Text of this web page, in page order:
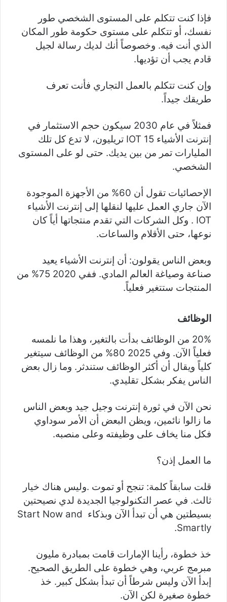
فإذا كنت تتكلم على المستوى الشخصي طور
نفسك، أو تتكلم على مستوى حكومة طور المكان
الذي أنت فيه. وخصوصاً أنك لديك رسالة لجيل
قادم يجب أن تؤديها.
وإن كنت تتكلم بالعمل التجاري فأنت تعرف
طريقك جيداً.
فمثلاً في عام 2030 سيكون حجم الاستثمار في
إنترنت الأشياء IOT 15 تريليون، لا تدع كل تلك
المليارات تمر من بين يديك. حتى لو على المستوى
الشخصي.
الإحصائيات تقول أن 60% من الأجهزة الموجودة
الآن جاري العمل عليها لنقلها إلى إنترنت الأشياء
IOT . وكل الشركات التي تقدم منتجاتها أياً كان
نوعها، حتى الأقلام والساعات.
وبعض الناس يقولون: أن إنترنت الأشياء يعيد
صناعة وصياغة العالم المادي. ففي 2020 75% من
المنتجات ستتغير فعلياً.
الوظائف
20% من الوظائف بدأت بالتغير، وهذا ما نلمسه
فعلياً الآن. وفي 2025 80% من الوظائف سيتغير
كلياً ويقال أن أكثر الوظائف ستندثر. وما زال بعض
الناس يفكر بشكل تقليدي.
نحن الآن في ثورة إنترنت وجيل جيد وبعض الناس
ما زالوا نائمين، ويظن البعض أن الأمر سوداوي
فكل منا يخاف على وظيفته وعلى منصبه.
ما العمل إذن؟
قلت سابقاً كلمة: تنجح أو تموت .وليس هناك خيار
ثالث. في عصر التكنولوجيا الجديدة لدي نصيحتين
بسيطتين هي أن تبدأ الآن وبذكاء Start Now and
Smartly.
خذ خطوة، رأينا الإمارات قامت بمبادرة مليون
مبرمج عربي، وهي خطوة على الطريق الصحيح.
إبدأ الآن وليس شرطاً أن تبدأ بشكل كبير. خذ
خطوة صغيرة لكن الآن.